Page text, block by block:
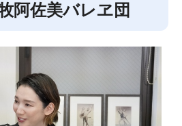
阿佐美バレヱ団